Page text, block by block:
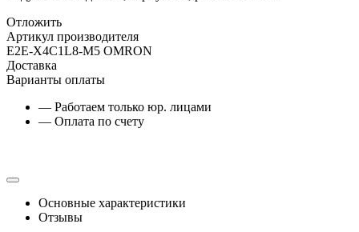
Отложить
Артикул производителя
E2E-X4C1L8-M5 OMRON
Доставка
Варианты оплаты
— Работаем только юр. лицами
— Оплата по счету
Основные характеристики
Отзывы